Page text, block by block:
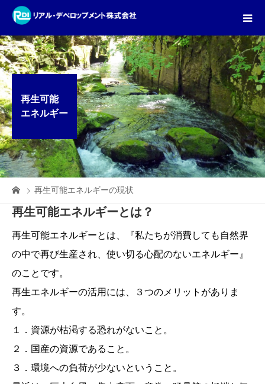
再生可能
エネルギー
再生可能エネルギーの現状
再生可能エネルギーとは？
再生可能エネルギーとは、『私たちが消費しても自然界
の中で再び生産され、使い切る心配のないエネルギー』
のことです。
再生エネルギーの活用には、３つのメリットがありま
す。
１．資源が枯渇する恐れがないこと。
２．国産の資源であること。
３．環境への負荷が少ないということ。